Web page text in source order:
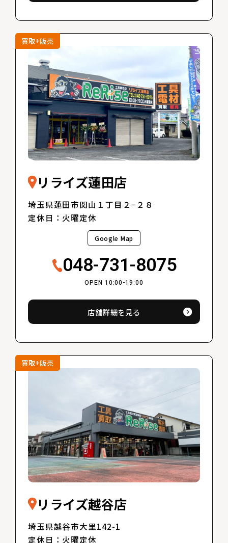
買取+販売
リライズ蓮田店
埼玉県蓮田市関山１丁目２−２８
定休日：火曜定休
Google Map
048-731-8075
OPEN 10:00-19:00
店舗詳細を見る
買取+販売
リライズ越谷店
埼玉県越谷市大里142-1
定休日：火曜定休